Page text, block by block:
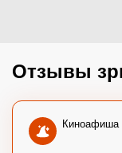
Отзывы
Киноафиша